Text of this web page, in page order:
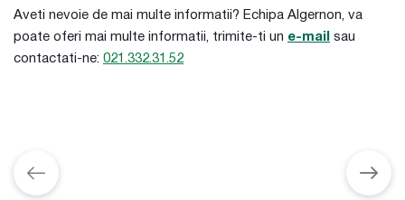
Aveti nevoie de mai multe informatii? Echipa Algernon, va
poate oferi mai multe informatii, trimite-ti un e-mail sau
contactati-ne: 021.332.31.52